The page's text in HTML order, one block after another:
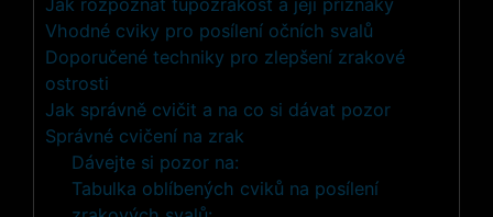
Jak rozpoznat tupozrakost a její příznaky
Vhodné cviky pro posílení očních svalů
Doporučené techniky pro zlepšení zrakové
ostrosti
Jak správně cvičit a na co si dávat pozor
Správné cvičení na zrak
Dávejte si pozor na:
Tabulka oblíbených cviků na posílení